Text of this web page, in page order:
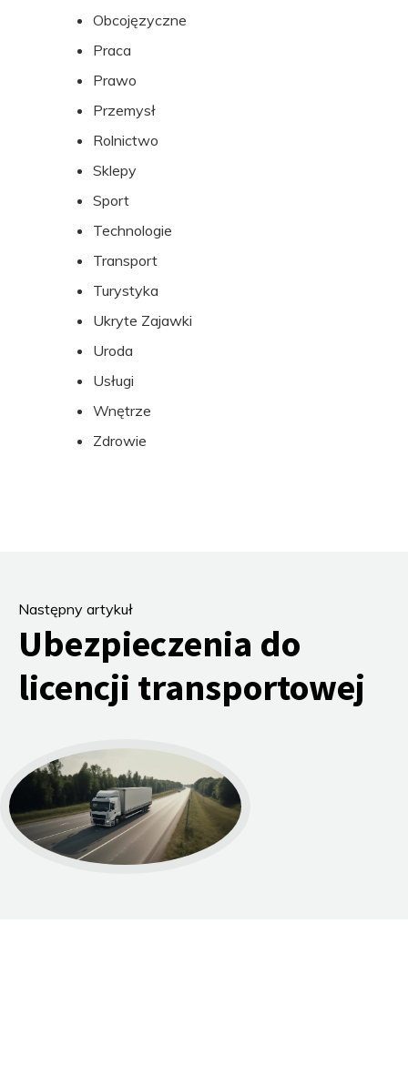
Obcojęzyczne
Praca
Prawo
Przemysł
Rolnictwo
Sklepy
Sport
Technologie
Transport
Turystyka
Ukryte Zajawki
Uroda
Usługi
Wnętrze
Zdrowie
Następny artykuł
Ubezpieczenia do
licencji transportowej